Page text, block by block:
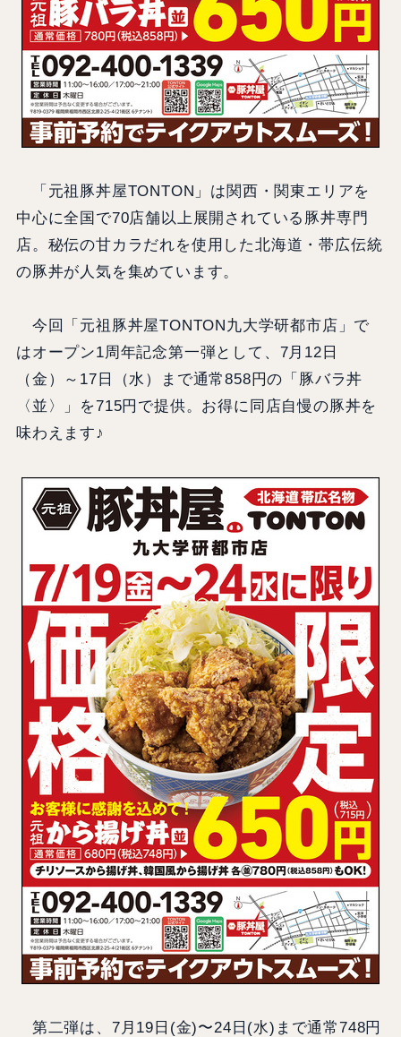
「元祖豚丼屋TONTON」は関西・関東エリアを
中心に全国で70店舗以上展開されている豚丼専門
店。秘伝の甘カラだれを使用した北海道・帯広伝統
の豚丼が人気を集めています。
今回「元祖豚丼屋TONTON九大学研都市店」で
はオープン1周年記念第一弾として、7月12日
（金）～17日（水）まで通常858円の「豚バラ丼
〈並〉」を715円で提供。お得に同店自慢の豚丼を
味わえます♪
第二弾は、7月19日(金)〜24日(水)まで通常748円